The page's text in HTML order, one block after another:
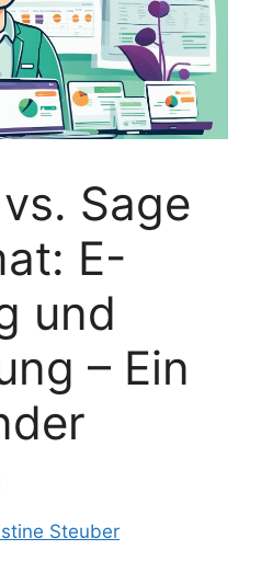
Sage
E-
und
– Ein
Steuber